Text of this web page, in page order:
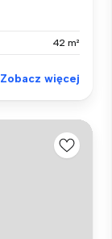
42 m²
Zobacz więcej